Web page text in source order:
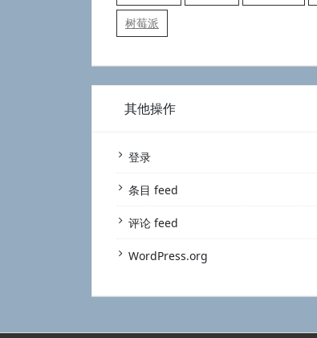
树莓派
其他操作
登录
条目 feed
评论 feed
WordPress.org